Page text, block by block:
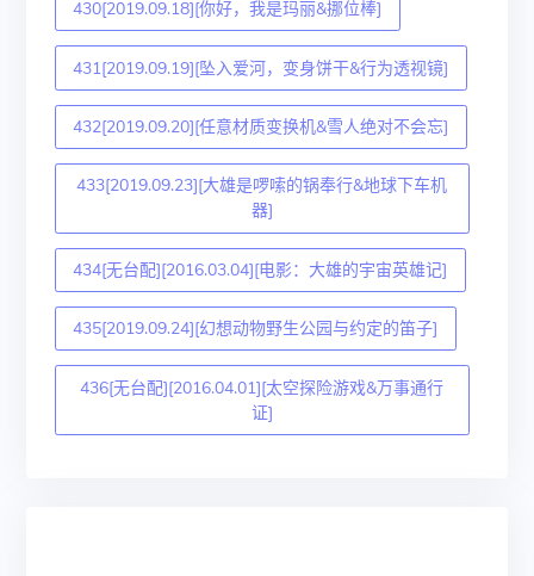
430[2019.09.18][你好，我是玛丽&挪位棒]
431[2019.09.19][坠入爱河，变身饼干&行为透视镜]
432[2019.09.20][任意材质变换机&雪人绝对不会忘]
433[2019.09.23][大雄是啰嗦的锅奉行&地球下车机
器]
434[无台配][2016.03.04][电影：大雄的宇宙英雄记]
435[2019.09.24][幻想动物野生公园与约定的笛子]
436[无台配][2016.04.01][太空探险游戏&万事通行
证]